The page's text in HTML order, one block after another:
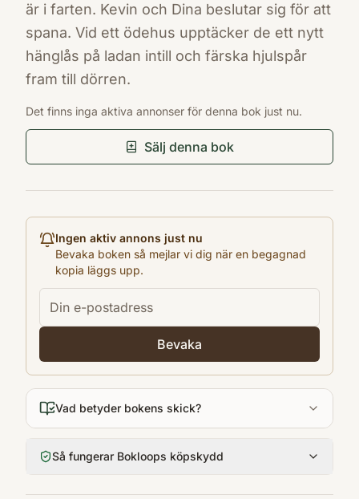
är i farten. Kevin och Dina beslutar sig för att
spana. Vid ett ödehus upptäcker de ett nytt
hänglås på ladan intill och färska hjulspår
fram till dörren.
9789163874406
Bonnier Carlsen
Utgivningsår
Antal sidor
Språk
Svenska
Format
Det finns inga aktiva annonser för denna bok just nu.
Sälj denna bok
Ingen aktiv annons just nu
Bevaka boken så mejlar vi dig när en begagnad
kopia läggs upp.
Bevaka
Vad betyder bokens skick?
Så fungerar Bokloops köpskydd